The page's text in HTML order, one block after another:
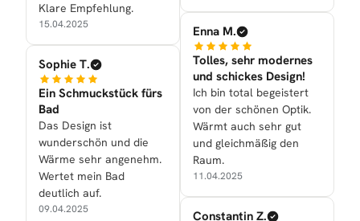
Klare Empfehlung.
15.04.2025
Sophie T.
Ein Schmuckstück fürs
Bad
Das Design ist
wunderschön und die
Wärme sehr angenehm.
Wertet mein Bad
deutlich auf.
09.04.2025
Enna M.
Tolles, sehr modernes
und schickes Design!
Ich bin total begeistert
von der schönen Optik.
Wärmt auch sehr gut
und gleichmäßig den
Raum.
11.04.2025
Constantin Z.